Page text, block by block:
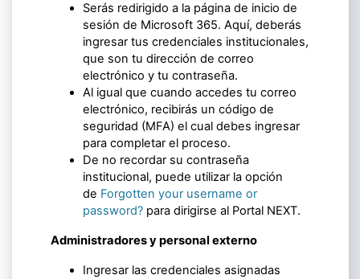
Serás redirigido a la página de inicio de
sesión de Microsoft 365. Aquí, deberás
ingresar tus credenciales institucionales,
que son tu dirección de correo
electrónico y tu contraseña.
Al igual que cuando accedes tu correo
electrónico, recibirás un código de
seguridad (MFA) el cual debes ingresar
para completar el proceso.
De no recordar su contraseña
institucional, puede utilizar la opción
de Forgotten your username or
password?para dirigirse al Portal NEXT.
Administradores y personal externo
Ingresar las credenciales asignadas